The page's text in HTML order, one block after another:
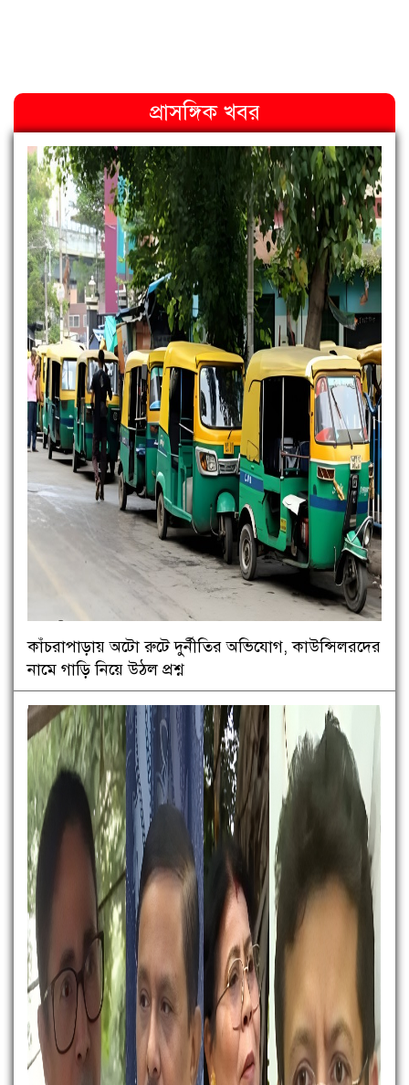
প্রাসঙ্গিক খবর
কাঁচরাপাড়ায় অটো রুটে দুর্নীতির অভিযোগ, কাউন্সিলরদের
নামে গাড়ি নিয়ে উঠল প্রশ্ন